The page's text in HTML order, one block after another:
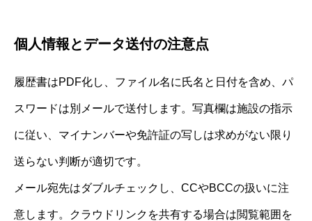
個人情報とデータ送付の注意点
履歴書はPDF化し、ファイル名に氏名と日付を含め、パ
スワードは別メールで送付します。写真欄は施設の指示
に従い、マイナンバーや免許証の写しは求めがない限り
送らない判断が適切です。
メール宛先はダブルチェックし、CCやBCCの扱いに注
意します。クラウドリンクを共有する場合は閲覧範囲を